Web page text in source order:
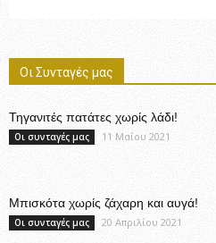
Οι Συνταγές μας
Τηγανιτές πατάτες χωρίς λάδι!
Οι συνταγές μας 11 Μαΐου 2021
Μπισκότα χωρίς ζάχαρη και αυγά!
Οι συνταγές μας 20 Απριλίου 2021